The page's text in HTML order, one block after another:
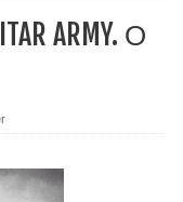
ARMY. Ο